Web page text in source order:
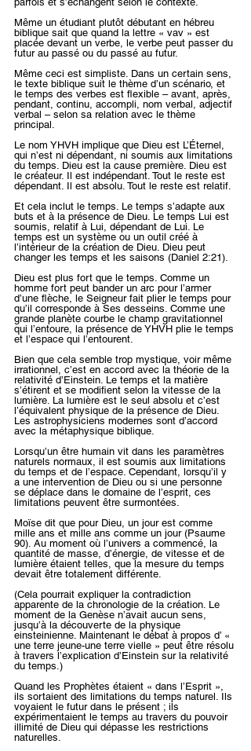
Même un étudiant plutôt débutant en hébreu
biblique sait que quand la lettre « vav » est
placée devant un verbe, le verbe peut passer du
futur au passé ou du passé au futur.
Même ceci est simpliste. Dans un certain sens,
le texte biblique suit le thème d’un scénario, et
le temps des verbes est flexible – avant, après,
pendant, continu, accompli, nom verbal, adjectif
verbal – selon sa relation avec le thème
principal.
Le nom YHVH implique que Dieu est L’Éternel,
qui n’est ni dépendant, ni soumis aux limitations
du temps. Dieu est la cause première. Dieu est
le créateur. Il est indépendant. Tout le reste est
dépendant. Il est absolu. Tout le reste est relatif.
Et cela inclut le temps. Le temps s’adapte aux
buts et à la présence de Dieu. Le temps Lui est
soumis, relatif à Lui, dépendant de Lui. Le
temps est un système ou un outil créé à
l’intérieur de la création de Dieu. Dieu peut
changer les temps et les saisons (Daniel 2:21).
Dieu est plus fort que le temps. Comme un
homme fort peut bander un arc pour l’armer
d’une flèche, le Seigneur fait plier le temps pour
qu’il corresponde à Ses desseins. Comme une
grande planète courbe le champ gravitationnel
qui l’entoure, la présence de YHVH plie le temps
et l’espace qui l’entourent.
Bien que cela semble trop mystique, voir même
irrationnel, c’est en accord avec la théorie de la
relativité d’Einstein. Le temps et la matière
s’étirent et se modifient selon la vitesse de la
lumière. La lumière est le seul absolu et c’est
l’équivalent physique de la présence de Dieu.
Les astrophysiciens modernes sont d’accord
avec la métaphysique biblique.
Lorsqu’un être humain vit dans les paramètres
naturels normaux, il est soumis aux limitations
du temps et de l’espace. Cependant, lorsqu’il y
a une intervention de Dieu ou si une personne
se déplace dans le domaine de l’esprit, ces
limitations peuvent être surmontées.
Moïse dit que pour Dieu, un jour est comme
mille ans et mille ans comme un jour (Psaume
90). Au moment où l’univers a commencé, la
quantité de masse, d’énergie, de vitesse et de
lumière étaient telles, que la mesure du temps
devait être totalement différente.
(Cela pourrait expliquer la contradiction
apparente de la chronologie de la création. Le
moment de la Genèse n’avait aucun sens,
jusqu’à la découverte de la physique
einsteinienne. Maintenant le débat à propos d’ «
une terre jeune-une terre vielle » peut être résolu
à travers l’explication d’Einstein sur la relativité
du temps.)
Quand les Prophètes étaient « dans l’Esprit »,
ils sortaient des limitations du temps naturel. Ils
voyaient le futur dans le présent ; ils
expérimentaient le temps au travers du pouvoir
illimité de Dieu qui dépasse les restrictions
naturelles.